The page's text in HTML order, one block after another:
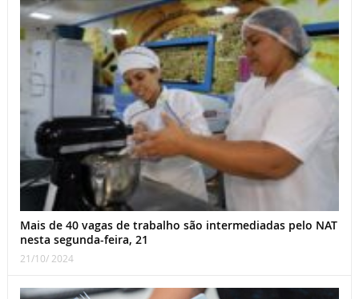
Mais de 40 vagas de trabalho são intermediadas pelo NAT
nesta segunda-feira, 21
21/10/ 2024